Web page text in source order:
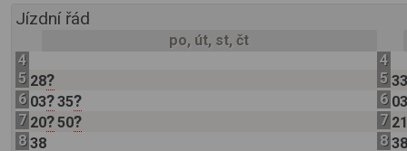
Jízdní řád
po, út, st, čt
4
5 28?
6 03?35?
7 20?50?
8 38
4
5
6
7
8